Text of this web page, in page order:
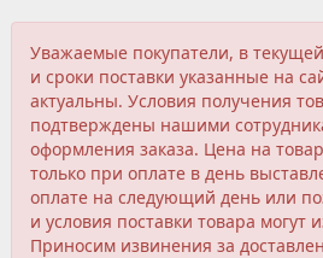
Уважаемые покупатели, в
и сроки поставки указанные на
актуальны. Условия получения
подтверждены нашими
оформления заказа. Цена на
только при оплате в день
оплате на следующий день или
и условия поставки товара могут
Приносим извинения за